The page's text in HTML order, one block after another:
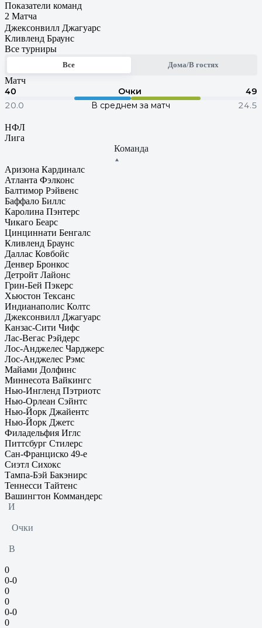
Показатели команд
2 Матча
Джексонвилл Джагуарс
Кливленд Браунс
Все турниры
Все Дома/В гостях
Матч
40 Очки
49
20.0
В среднем за матч 24.5
НФЛ
Лига
Команда
Аризона Кардиналс
Атланта Фэлконс
Балтимор Рэйвенс
Баффало Биллс
Каролина Пэнтерс
Чикаго Беарc
Цинциннати Бенгалс
Кливленд Браунс
Даллас Ковбойс
Денвер Бронкос
Детройт Лайонс
Грин-Бей Пэкерс
Хьюстон Тексанс
Индианаполис Колтс
Джексонвилл Джагуарс
Канзас-Сити Чифс
Лас-Вегас Рэйдерс
Лос-Анджелес Чарджерс
Лос-Анджелес Рэмс
Майами Долфинс
Миннесота Вайкингс
Нью-Ингленд Пэтриотс
Нью-Орлеан Сэйнтс
Нью-Йорк Джайентс
Нью-Йорк Джетс
Филадельфия Иглс
Питтсбург Стилерс
Сан-Франциско 49-е
Сиэтл Сихокс
Тампа-Бэй Бакэнирс
Теннесси Тайтенс
Вашингтон Коммандерс
И
Очки
В
0
0-0
0
0
0-0
0